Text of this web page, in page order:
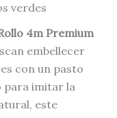
verdes
4m Premium
embellecer
con un pasto
para imitar la
este